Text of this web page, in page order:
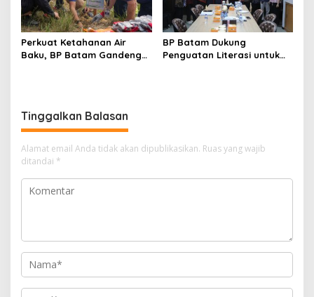
Perkuat Ketahanan Air
Baku, BP Batam Gandeng
BP Batam Dukung
Penguatan Literasi untuk
Tinggalkan Balasan
Alamat email Anda tidak akan dipublikasikan. Ruas yang wajib
ditandai *